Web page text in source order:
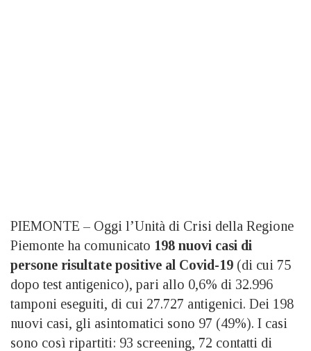
PIEMONTE – Oggi l’Unità di Crisi della Regione
Piemonte ha comunicato 198 nuovi casi di
persone risultate positive al Covid-19 (di cui 75
dopo test antigenico), pari allo 0,6% di 32.996
tamponi eseguiti, di cui 27.727 antigenici. Dei 198
nuovi casi, gli asintomatici sono 97 (49%). I casi
sono così ripartiti: 93 screening, 72 contatti di